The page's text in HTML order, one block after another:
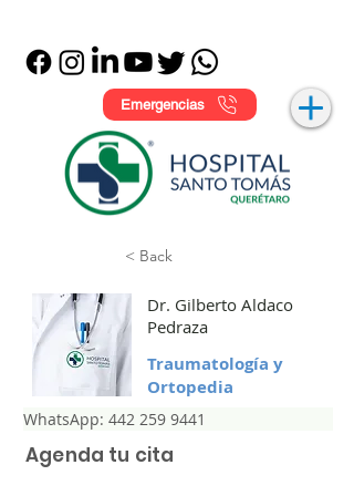
Emergencias
< Back
Dr. Gilberto Aldaco
Pedraza
Traumatología y
Ortopedia
WhatsApp: 442 259 9441
Agenda tu cita